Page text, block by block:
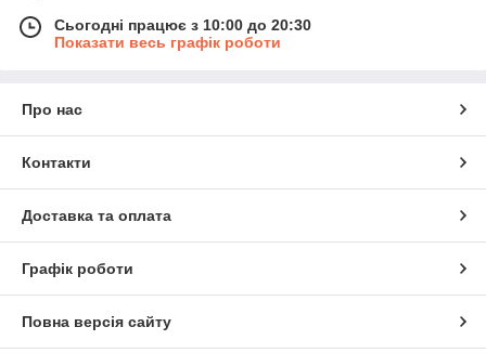
Сьогодні працює з 10:00 до 20:30
Показати весь графік роботи
Про нас
Контакти
Доставка та оплата
Графік роботи
Повна версія сайту